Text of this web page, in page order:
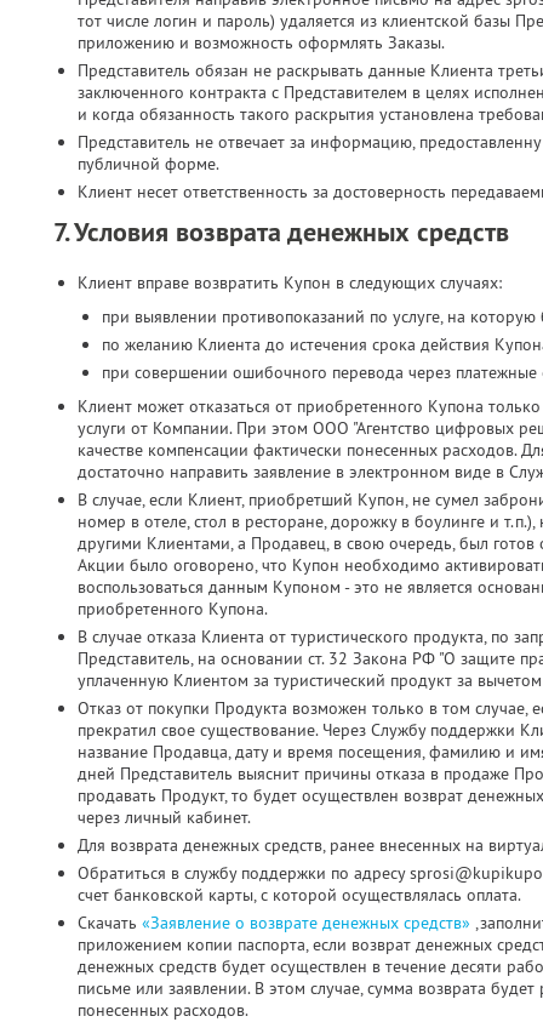
тот числе логин и пароль) удаляется из клиентской базы
приложению и возможность оформлять Заказы.
Представитель обязан не раскрывать данные Клиента
заключенного контракта с Представителем в целях
и когда обязанность такого раскрытия установлена
Представитель не отвечает за информацию,
публичной форме.
Клиент несет ответственность за достоверность
7. Условия возврата денежных средств
Клиент вправе возвратить Купон в следующих случаях:
при выявлении противопоказаний по услуге, на
по желанию Клиента до истечения срока действия
при совершении ошибочного перевода через платежные
Клиент может отказаться от приобретенного Купона
услуги от Компании. При этом ООО "Агентство цифровых
качестве компенсации фактически понесенных расходов.
достаточно направить заявление в электронном виде в
В случае, если Клиент, приобретший Купон, не сумел
номер в отеле, стол в ресторане, дорожку в боулинге и
другими Клиентами, а Продавец, в свою очередь, был готов
Акции было оговорено, что Купон необходимо
воспользоваться данным Купоном - это не является
приобретенного Купона.
В случае отказа Клиента от туристического продукта, по
Представитель, на основании ст. 32 Закона РФ "О защите
уплаченную Клиентом за туристический продукт за
Отказ от покупки Продукта возможен только в том
прекратил свое существование. Через Службу поддержки
название Продавца, дату и время посещения, фамилию и
дней Представитель выяснит причины отказа в продаже
продавать Продукт, то будет осуществлен возврат
через личный кабинет.
Для возврата денежных средств, ранее внесенных на
Обратиться в службу поддержки по адресу
счет банковской карты, с которой осуществлялась оплата.
Скачать «Заявление о возврате денежных средств»
приложением копии паспорта, если возврат денежных
денежных средств будет осуществлен в течение десяти
письме или заявлении. В этом случае, сумма возврата
понесенных расходов.